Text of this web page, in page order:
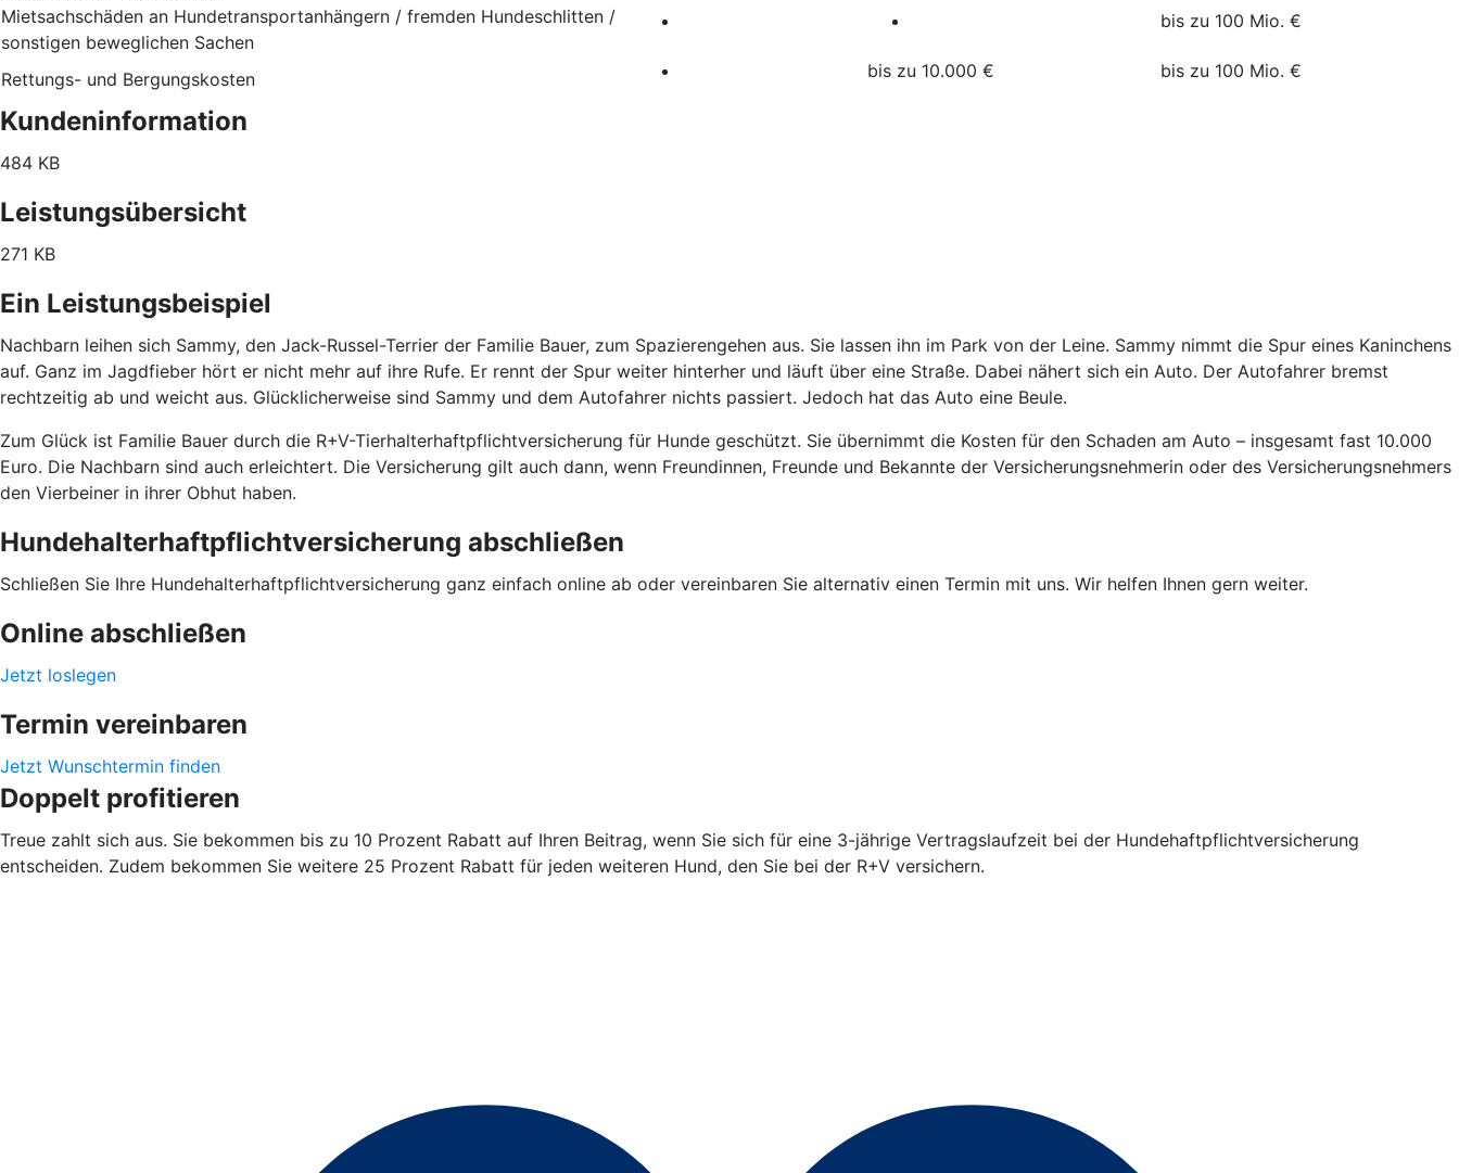
Mietsachschäden an Hundetransportanhängern / fremden Hundeschlitten /
sonstigen beweglichen Sachen
bis zu 100 Mio. €
Rettungs- und Bergungskosten bis zu 10.000 € bis zu 100 Mio. €
Kundeninformation
484 KB
Leistungsübersicht
271 KB
Ein Leistungsbeispiel
Nachbarn leihen sich Sammy, den Jack-Russel-Terrier der Familie Bauer, zum Spazierengehen aus. Sie lassen ihn im Park von der Leine. Sammy nimmt die Spur eines Kaninchens
auf. Ganz im Jagdfieber hört er nicht mehr auf ihre Rufe. Er rennt der Spur weiter hinterher und läuft über eine Straße. Dabei nähert sich ein Auto. Der Autofahrer bremst
rechtzeitig ab und weicht aus. Glücklicherweise sind Sammy und dem Autofahrer nichts passiert. Jedoch hat das Auto eine Beule.
Zum Glück ist Familie Bauer durch die R+V-Tierhalterhaftpflichtversicherung für Hunde geschützt. Sie übernimmt die Kosten für den Schaden am Auto – insgesamt fast 10.000
Euro. Die Nachbarn sind auch erleichtert. Die Versicherung gilt auch dann, wenn Freundinnen, Freunde und Bekannte der Versicherungsnehmerin oder des Versicherungsnehmers
den Vierbeiner in ihrer Obhut haben.
Hundehalterhaftpflichtversicherung abschließen
Schließen Sie Ihre Hundehalterhaftpflichtversicherung ganz einfach online ab oder vereinbaren Sie alternativ einen Termin mit uns. Wir helfen Ihnen gern weiter.
Online abschließen
Jetzt loslegen
Termin vereinbaren
Jetzt Wunschtermin finden
Doppelt profitieren
Treue zahlt sich aus. Sie bekommen bis zu 10 Prozent Rabatt auf Ihren Beitrag, wenn Sie sich für eine 3-jährige Vertragslaufzeit bei der Hundehaftpflichtversicherung
entscheiden. Zudem bekommen Sie weitere 25 Prozent Rabatt für jeden weiteren Hund, den Sie bei der R+V versichern.